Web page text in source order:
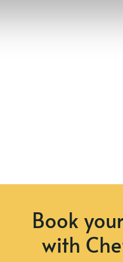
Book
with